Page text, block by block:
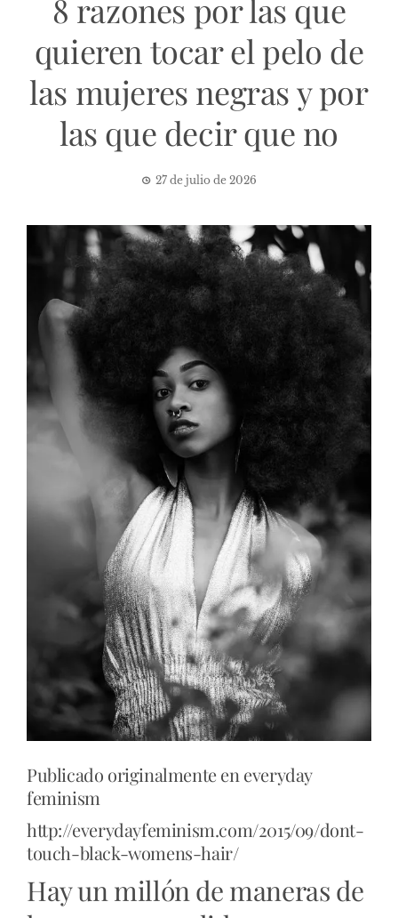
8 razones por las que
quieren tocar el pelo de
las mujeres negras y por
las que decir que no
27 de julio de 2026
Publicado originalmente en everyday
feminism
http://everydayfeminism.com/2015/09/dont-
touch-black-womens-hair/
Hay un millón de maneras de